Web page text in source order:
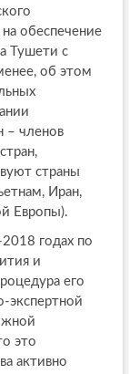
обеспечение
Тушети с
об этом
– членов
страны
Иран,
Европы).
годах по
и
его
экспертной
это
активно